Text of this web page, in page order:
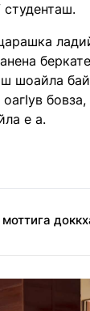
шоайла
бовза,
е а.